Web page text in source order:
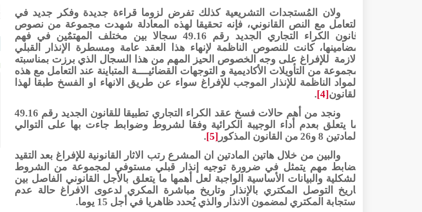
ولان المُستجدات التشريعية كذلك تفرض لزوما قراءة جديدة وفكر جديد في
التعامل مع النص القانوني، فإنه تحقيقا لهذه المعادلة شهدت مجموعة من نصوص
قانون الكراء التجاري الجديد رقم 49.16 سجالا بين مختلف المهتمٌين في فهم
مضامينها، كانت للنصوص الناظمة لإنهاء هذا العقد عامة ومسطرة الإنذار القبلي
الازمة للإفراغ على وجه الخصوص الحيز المهم من هذا السجال الذي برزت بمناسبته
مجموعة من التأويلات الأكاديمية و التوجهات القضائيــــة المتباينة عند التعامل مع هذه
المواد الناظمة للإنذار الموجب للإفراغ سواء عن طريق الانهاء او الفسخ طبقا لهذا
القانون[4]
.
ونجد من أهم حالات فسخ عقد الكراء التجاري تطبيقا للقانون الجديد رقم 49.16
ما يتعلق بعدم أداء الوجيبة الكرائية وفقا لشروط وضوابط جاءت بها على التوالي
المادتين 8 و26 من القانون المذكور
[5]
.
والبين من خلال هاتين المادتين ان المشرع رتب الاثار القانونية للإفراغ بعد التقيد
بضابط مهم يتمثل في ضرورة توجيه إنذار قبلي مستوفي لمجموعة من الشروط
الشكلية والبيانات الأساسية الواجبة لعل أهمها ما يتعلق بالأجل القانوني الفاصل بين
تاريخ التوصل المكتري بالإنذار وتاريخ مباشرة المكري لدعوى الافراغ حالة عدم
استجابة المكتري لمضمون الانذار والذي يُحدد ظاهريا في أجل 15 يوما.